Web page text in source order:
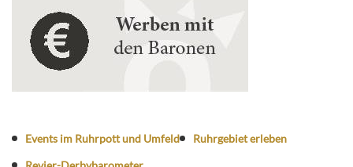
Events im Ruhrpott und Umfeld
Ruhrgebiet erleben